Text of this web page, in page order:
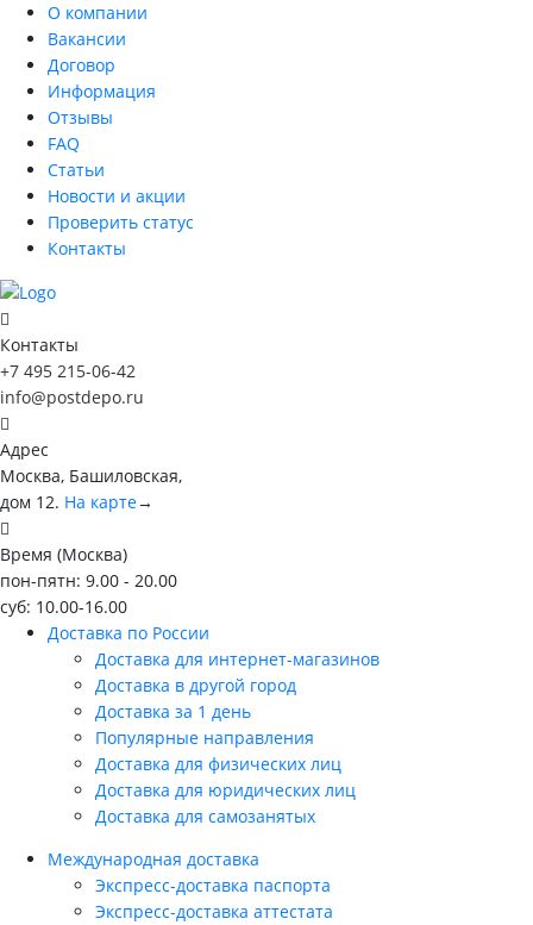
О компании
Вакансии
Договор
Информация
Отзывы
FAQ
Статьи
Новости и акции
Проверить статус
Контакты
Контакты
+7 495 215-06-42
info@postdepo.ru
Адрес
Москва, Башиловская,
дом 12. На карте→
Время (Москва)
пон-пятн: 9.00 - 20.00
суб: 10.00-16.00
Доставка по России
Доставка для интернет-магазинов
Доставка в другой город
Доставка за 1 день
Популярные направления
Доставка для физических лиц
Доставка для юридических лиц
Доставка для самозанятых
Международная доставка
Экспресс-доставка паспорта
Экспресс-доставка аттестата